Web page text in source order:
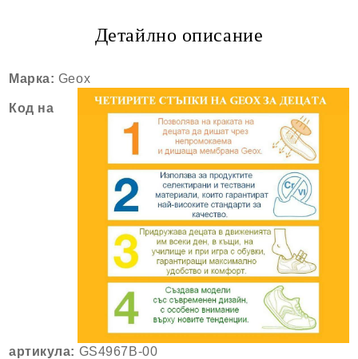
Детайлно описание
Марка: Geox
Код на
артикула: GS4967B-00